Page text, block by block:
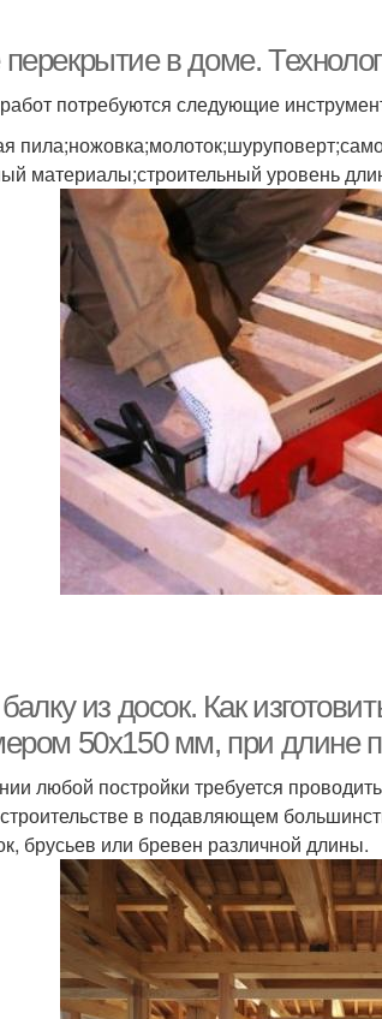
в доме.
потребуются следующие
материалы;строительный уровень
из досок. Как
50х150 мм, при длине
любой постройки требуется
в подавляющем
брусьев или бревен различной длины.